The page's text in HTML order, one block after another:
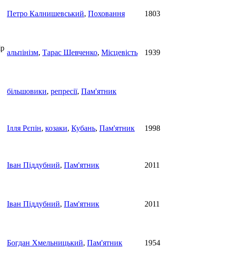
Петро Калнишевський, Поховання 1803
альпінізм, Тарас Шевченко, Місцевість 1939
більшовики, репресії, Пам'ятник
Ілля Рєпін, козаки, Кубань, Пам'ятник 1998
Іван Піддубний, Пам'ятник 2011
Іван Піддубний, Пам'ятник 2011
Богдан Хмельницький, Пам'ятник 1954